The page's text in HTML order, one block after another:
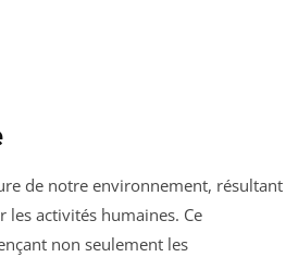
de notre environnement, résultant
les activités humaines. Ce
non seulement les